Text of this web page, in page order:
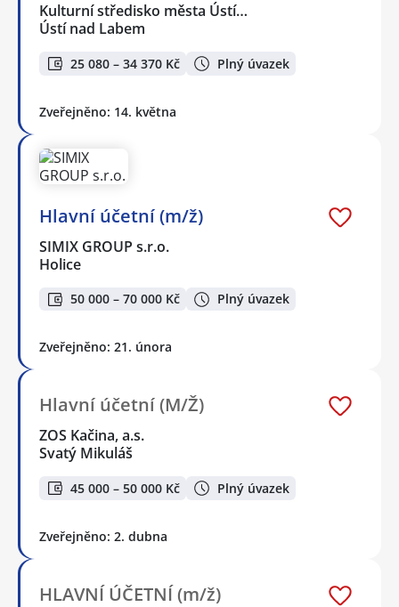
Kulturní středisko města Ústí…
Ústí nad Labem
25 080 – 34 370 Kč Plný úvazek
Zveřejněno: 14. května
Hlavní účetní (m/ž)
SIMIX GROUP s.r.o.
Holice
50 000 – 70 000 Kč Plný úvazek
Zveřejněno: 21. února
Hlavní účetní (M/Ž)
ZOS Kačina, a.s.
Svatý Mikuláš
45 000 – 50 000 Kč Plný úvazek
Zveřejněno: 2. dubna
HLAVNÍ ÚČETNÍ (m/ž)